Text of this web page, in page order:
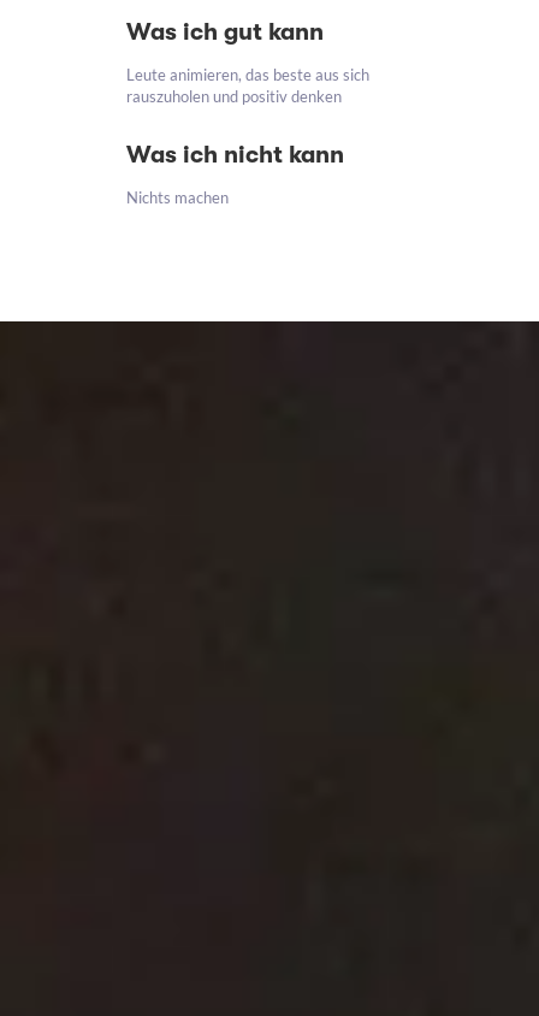
Was ich gut kann
Leute animieren, das beste aus sich
rauszuholen und positiv denken
Was ich nicht kann
Nichts machen